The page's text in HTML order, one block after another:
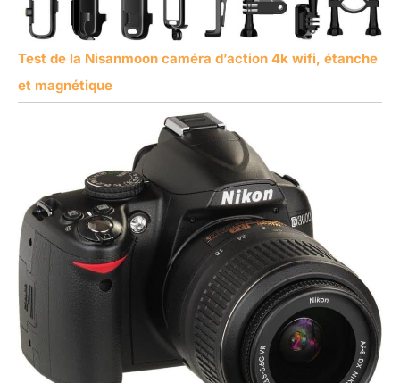
Test de la Nisanmoon caméra d’action 4k wifi, étanche
et magnétique